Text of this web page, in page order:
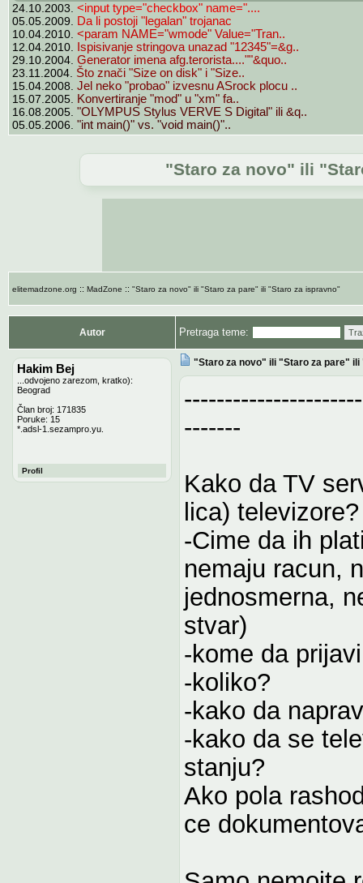
24.10.2003. <input type="checkbox" name="....
05.05.2009.
Da li postoji "legalan" trojanac
10.04.2010. <param NAME="wmode" Value="Tran..
12.04.2010.
Ispisivanje stringova unazad "12345"=&g..
29.10.2004. Generator imena afg.terorista....""&quo..
23.11.2004. Što znači "Size on disk" i "Size..
15.04.2008. Jel neko "probao" izvesnu ASrock plocu ..
15.07.2005.
Konvertiranje "mod" u "xm" fa..
16.08.2005. "OLYMPUS Stylus VERVE S Digital" ili &q..
05.05.2006. "int main()" vs. "void main()"..
"Staro za novo" ili
elitemadzone.org :: MadZone :: "Staro za novo" ili "Staro za pare" ili "Staro za ispravno"
Autor Pretraga teme:
Hakim Bej
...odvojeno zarezom, kratko):
Beograd
Član broj: 171835
Poruke: 15
*.adsl-1.sezampro.yu.
Profil
"Staro za novo" ili "Staro za pare"
-------
Kako da TV
lica) televizore?
-Cime da ih
nemaju racun,
jednosmerna,
stvar)
-kome da
-koliko?
-kako da
-kako da se
stanju?
Ako pola
ce